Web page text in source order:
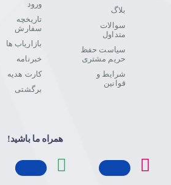
بلاگ
سوالات
متداول
سیاست حفظ
حریم مشتری
شرایط و
قوانین
ورود
تاریخچه
سفارش
بازاریاب ها
خبرنامه
کارت هدیه
برگشتی
همراه ما باشید!